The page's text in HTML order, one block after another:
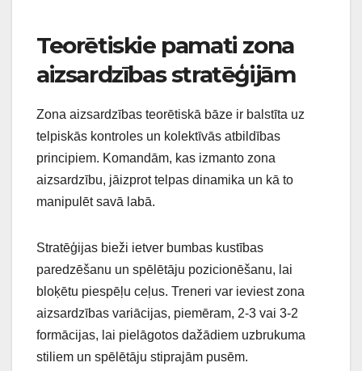
Teorētiskie pamati zona
aizsardzības stratēģijām
Zona aizsardzības teorētiskā bāze ir balstīta uz
telpiskās kontroles un kolektīvās atbildības
principiem. Komandām, kas izmanto zona
aizsardzību, jāizprot telpas dinamika un kā to
manipulēt savā labā.
Stratēģijas bieži ietver bumbas kustības
paredzēšanu un spēlētāju pozicionēšanu, lai
bloķētu piespēļu ceļus. Treneri var ieviest zona
aizsardzības variācijas, piemēram, 2-3 vai 3-2
formācijas, lai pielāgotos dažādiem uzbrukuma
stiliem un spēlētāju stiprajām pusēm.